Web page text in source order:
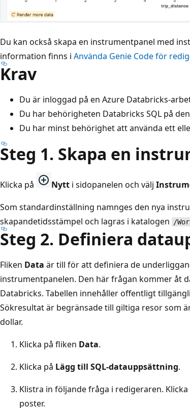
Du kan också skapa en instrumentpanel med
information finns i Använda Genie Code för
Krav
Du är inloggad på en Azure Databricks-
Du har behörigheten Databricks SQL på
Du har minst behörighet att använda ett
Steg 1. Skapa en
Klicka på Nytt i sidopanelen och välj
Som standardinställning namnges den nya
skapandetidsstämpel och lagras i katalogen
/
Steg 2. Definiera
Fliken Data är till för att definiera de
instrumentpanelen. Den här frågan kommer åt
Databricks. Tabellen innehåller offentligt
Sökresultat är begränsade till giltiga resor som
dollar.
Klicka på fliken Data.
Klicka på Lägg till SQL-datauppsättning.
Klistra in följande fråga i redigeraren. Klicka
poster.